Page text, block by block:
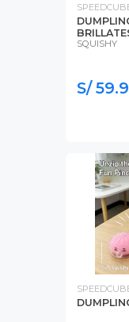
SQUISHY
S/